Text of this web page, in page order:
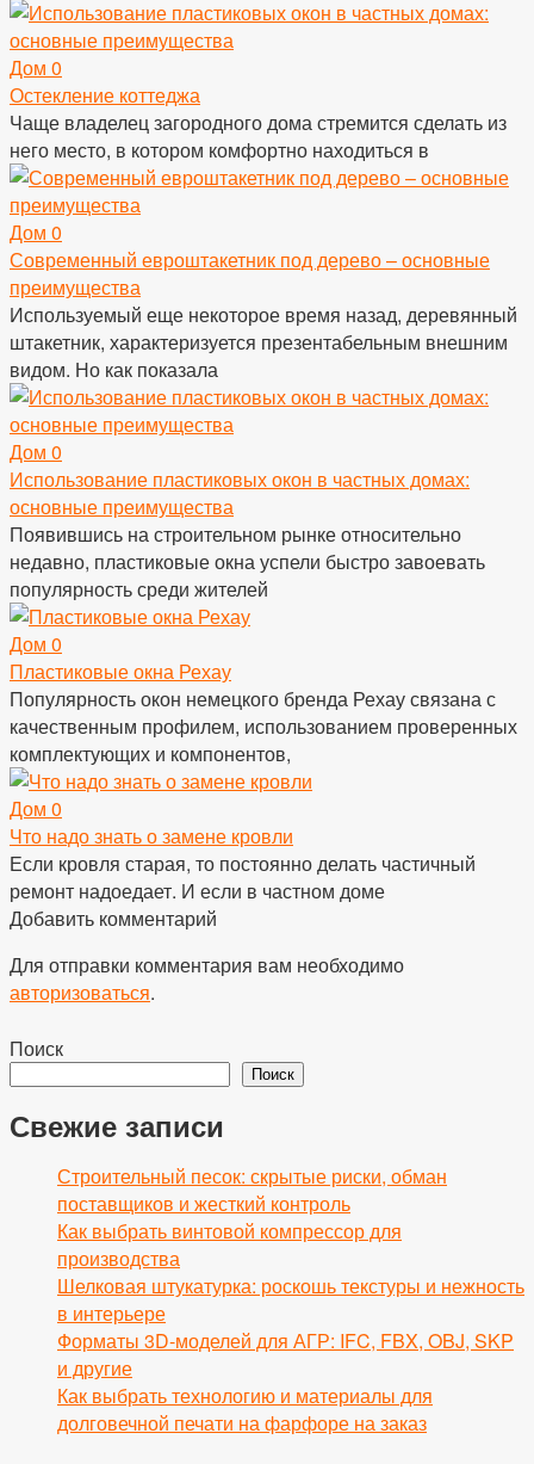
Дом 0
Остекление коттеджа
Чаще владелец загородного дома стремится сделать из
него место, в котором комфортно находиться в
Дом 0
Современный евроштакетник под дерево – основные
преимущества
Используемый еще некоторое время назад, деревянный
штакетник, характеризуется презентабельным внешним
видом. Но как показала
Дом 0
Использование пластиковых окон в частных домах:
основные преимущества
Появившись на строительном рынке относительно
недавно, пластиковые окна успели быстро завоевать
популярность среди жителей
Дом 0
Пластиковые окна Рехау
Популярность окон немецкого бренда Рехау связана с
качественным профилем, использованием проверенных
комплектующих и компонентов,
Дом 0
Что надо знать о замене кровли
Если кровля старая, то постоянно делать частичный
ремонт надоедает. И если в частном доме
Добавить комментарий
Для отправки комментария вам необходимо
авторизоваться.
Поиск
Поиск
Свежие записи
Строительный песок: скрытые риски, обман
поставщиков и жесткий контроль
Как выбрать винтовой компрессор для
производства
Шелковая штукатурка: роскошь текстуры и нежность
в интерьере
Форматы 3D-моделей для АГР: IFC, FBX, OBJ, SKP
и другие
Как выбрать технологию и материалы для
долговечной печати на фарфоре на заказ